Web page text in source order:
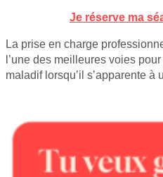
Je réserve ma
La prise en charge
l’une des meilleures voies
maladif lorsqu’il s’apparente